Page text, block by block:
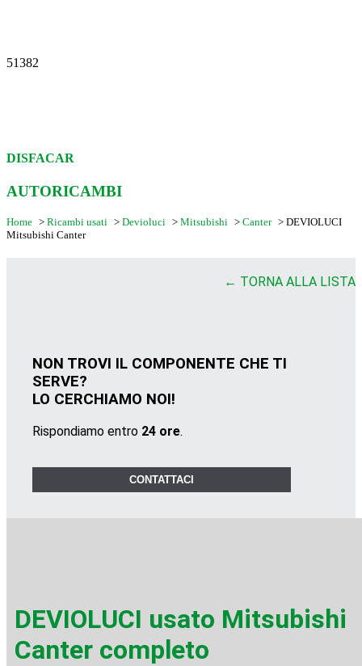
51382
DISFACAR
AUTORICAMBI
Home > Ricambi usati > Devioluci > Mitsubishi > Canter > DEVIOLUCI
Mitsubishi Canter
← TORNA ALLA LISTA
NON TROVI IL COMPONENTE CHE TI
SERVE?
LO CERCHIAMO NOI!
Rispondiamo entro 24 ore.
CONTATTACI
DEVIOLUCI usato Mitsubishi
Canter completo